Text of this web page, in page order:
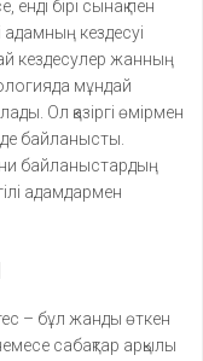
енді бірі сынақ пен
адамның кездесуі
кездесулер жанның
мұндай
Ол қазіргі өмірмен
байланысты.
байланыстардың
адамдармен
– бұл жанды өткен
сабақтар арқылы